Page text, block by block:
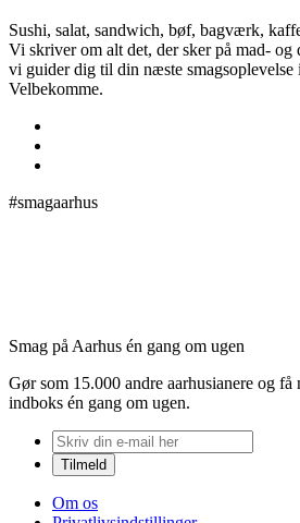
Sushi, salat, sandwich, bøf, bagværk,
Vi skriver om alt det, der sker på mad- og
vi guider dig til din næste smagsoplevelse
Velbekomme.
#smagaarhus
Smag på Aarhus én gang om ugen
Gør som 15.000 andre aarhusianere og
indboks én gang om ugen.
Om os